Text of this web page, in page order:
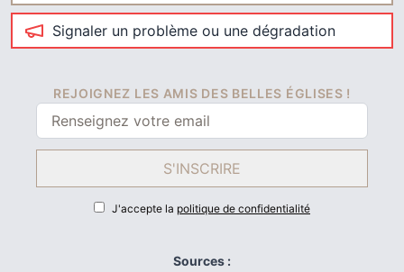
Signaler un problème ou une dégradation
REJOIGNEZ LES AMIS DES BELLES ÉGLISES !
S'INSCRIRE
J'accepte la politique de confidentialité
Sources :